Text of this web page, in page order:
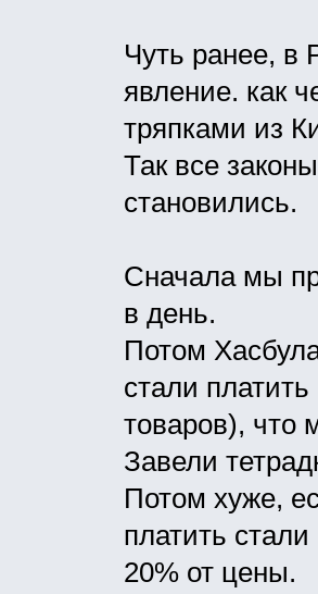
Чуть ранее, в
явление. как
тряпками из
Так все
становились.
Сначала мы
в день.
Потом
стали
товаров),
Завели
Потом хуже,
платить
20% от цены.